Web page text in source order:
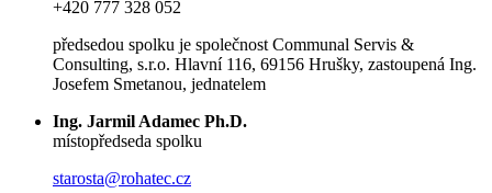
+420 777 328 052
předsedou spolku je společnost Communal Servis &
Consulting, s.r.o. Hlavní 116, 69156 Hrušky, zastoupená Ing.
Josefem Smetanou, jednatelem
Ing. Jarmil Adamec Ph.D.
místopředseda spolku
starosta@rohatec.cz